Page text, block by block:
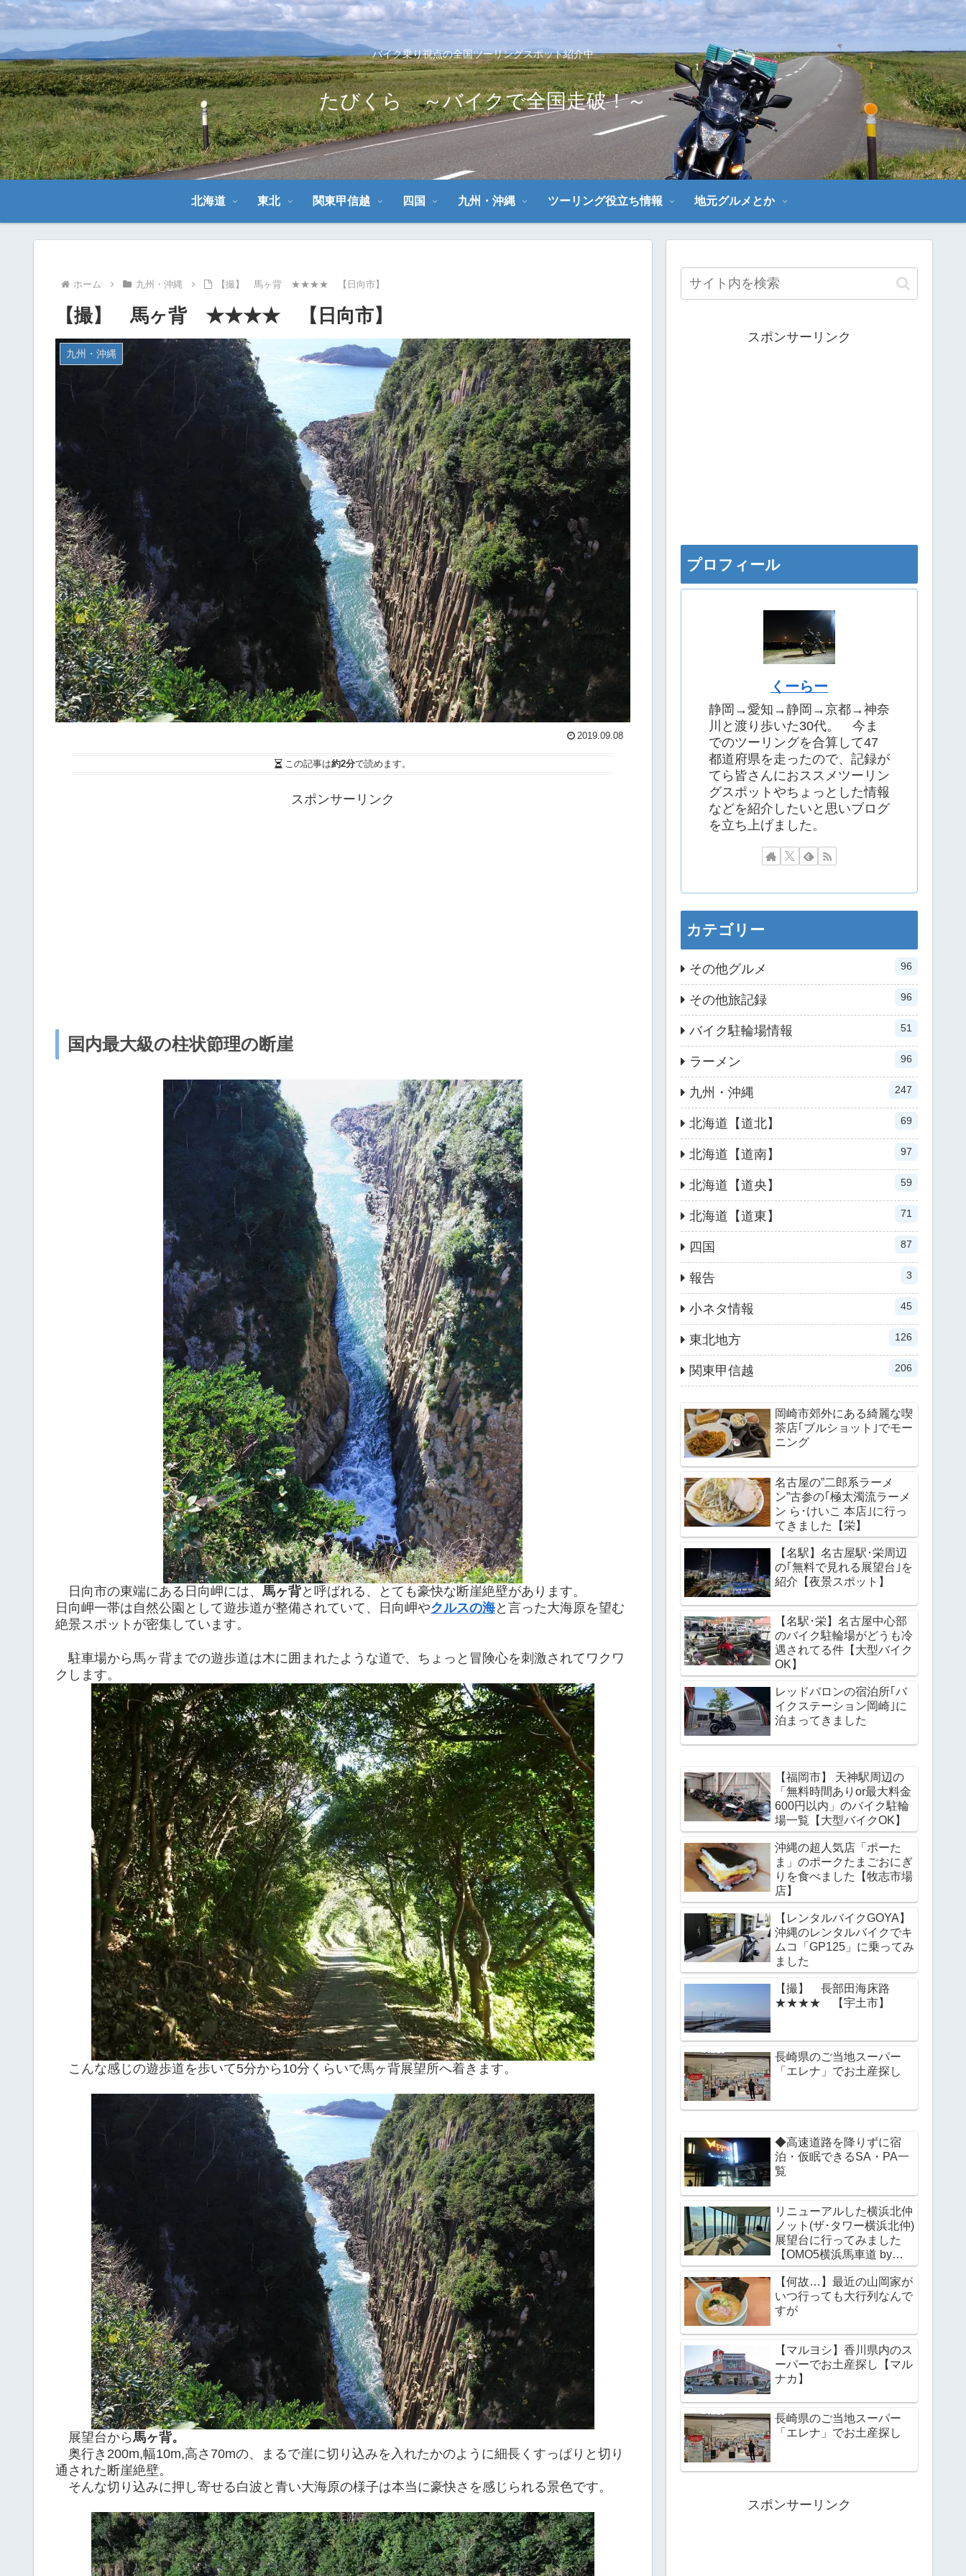
バイク乗り視点の全国ツーリングスポット紹介中
たびくら ～バイクで全国走破！～
北海道 東北 関東甲信越 四国 九州・沖縄 ツーリング役立ち情報 地元グルメとか
ホーム 九州・沖縄 【撮】 馬ヶ背 ★★★★ 【日向市】
【撮】 馬ヶ背 ★★★★ 【日向市】
九州・沖縄
2019.09.08
この記事は約2分で読めます。
スポンサーリンク
国内最大級の柱状節理の断崖
日向市の東端にある日向岬には、 馬ヶ背と呼ばれる、とても豪快な断崖絶壁があります。
日向岬一帯は自然公園として遊歩道が整備されていて、日向岬やクルスの海と言った大海原を望む
絶景スポットが密集しています。
駐車場から馬ヶ背までの遊歩道は木に囲まれたような道で、ちょっと冒険心を刺激されてワクワ
クします。
こんな感じの遊歩道を歩いて5分から10分くらいで馬ヶ背展望所へ着きます。
展望台から馬ヶ背。
奥行き200m,幅10m,高さ70mの、まるで崖に切り込みを入れたかのように細長くすっぱりと切り
通された断崖絶壁。
そんな切り込みに押し寄せる白波と青い大海原の様子は本当に豪快さを感じられる景色です。
スポンサーリンク
プロフィール
くーらー
静岡→愛知→静岡→京都→神奈
川と渡り歩いた30代。 今ま
でのツーリングを合算して47
都道府県を走ったので、記録が
てら皆さんにおススメツーリン
グスポットやちょっとした情報
などを紹介したいと思いブログ
を立ち上げました。
カテゴリー
その他グルメ 96
その他旅記録 96
バイク駐輪場情報 51
ラーメン 96
九州・沖縄 247
北海道【道北】 69
北海道【道南】 97
北海道【道央】 59
北海道【道東】 71
四国 87
報告 3
小ネタ情報 45
東北地方 126
関東甲信越 206
岡崎市郊外にある綺麗な喫
茶店｢ブルショット｣でモー
ニング
名古屋の”二郎系ラーメ
ン”古参の｢極太濁流ラーメ
ン ら･けいこ 本店｣に行っ
てきました【栄】
【名駅】名古屋駅･栄周辺
の｢無料で見れる展望台｣を
紹介【夜景スポット】
【名駅･栄】名古屋中心部
のバイク駐輪場がどうも冷
遇されてる件【大型バイク
OK】
レッドバロンの宿泊所｢バ
イクステーション岡崎｣に
泊まってきました
【福岡市】 天神駅周辺の
「無料時間ありor最大料金
600円以内」のバイク駐輪
場一覧【大型バイクOK】
沖縄の超人気店「ポーた
ま」のポークたまごおにぎ
りを食べました【牧志市場
店】
【レンタルバイクGOYA】
沖縄のレンタルバイクでキ
ムコ「GP125」に乗ってみ
ました
【撮】 長部田海床路
★★★★ 【宇土市】
長崎県のご当地スーパー
「エレナ」でお土産探し
◆高速道路を降りずに宿
泊・仮眠できるSA・PA一
覧
リニューアルした横浜北仲
ノット(ザ･タワー横浜北仲)
展望台に行ってみました
【OMO5横浜馬車道 by星
野リゾート】
【何故…】最近の山岡家が
いつ行っても大行列なんで
すが
【マルヨシ】香川県内のス
ーパーでお土産探し【マル
ナカ】
長崎県のご当地スーパー
「エレナ」でお土産探し
スポンサーリンク